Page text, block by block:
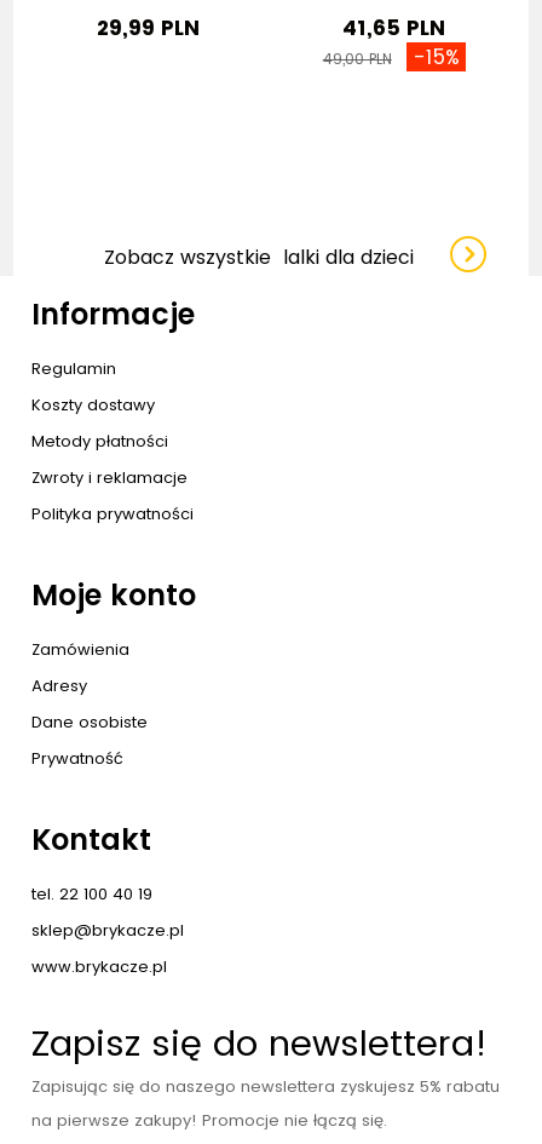
29,99 PLN 41,65 PLN
49,00 PLN -15%
Zobacz wszystkie lalki dla dzieci
Informacje
Regulamin
Koszty dostawy
Metody płatności
Zwroty i reklamacje
Polityka prywatności
Moje konto
Zamówienia
Adresy
Dane osobiste
Prywatność
Kontakt
tel. 22 100 40 19
sklep@brykacze.pl
www.brykacze.pl
Zapisz się do newslettera!
Zapisując się do naszego newslettera zyskujesz 5% rabatu
na pierwsze zakupy! Promocje nie łączą się.